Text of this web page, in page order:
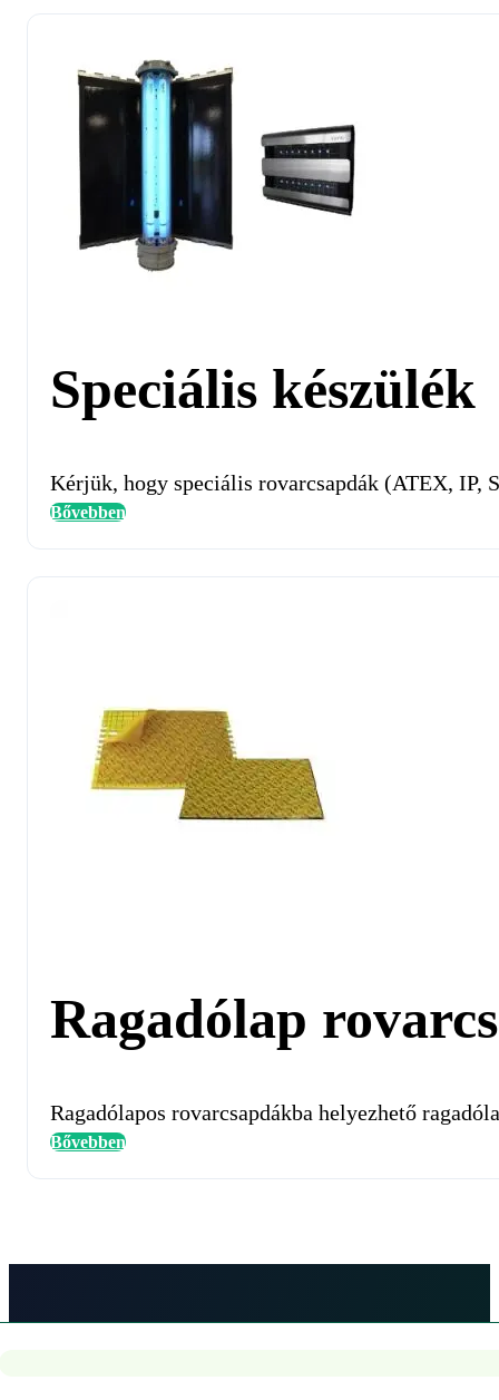
Speciális készülék
Kérjük, hogy speciális rovarcsapdák (ATEX, IP,
Bővebben
Ragadólap
Ragadólapos rovarcsapdákba helyezhető
Bővebben